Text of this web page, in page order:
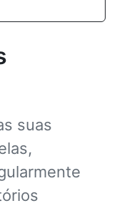
suas